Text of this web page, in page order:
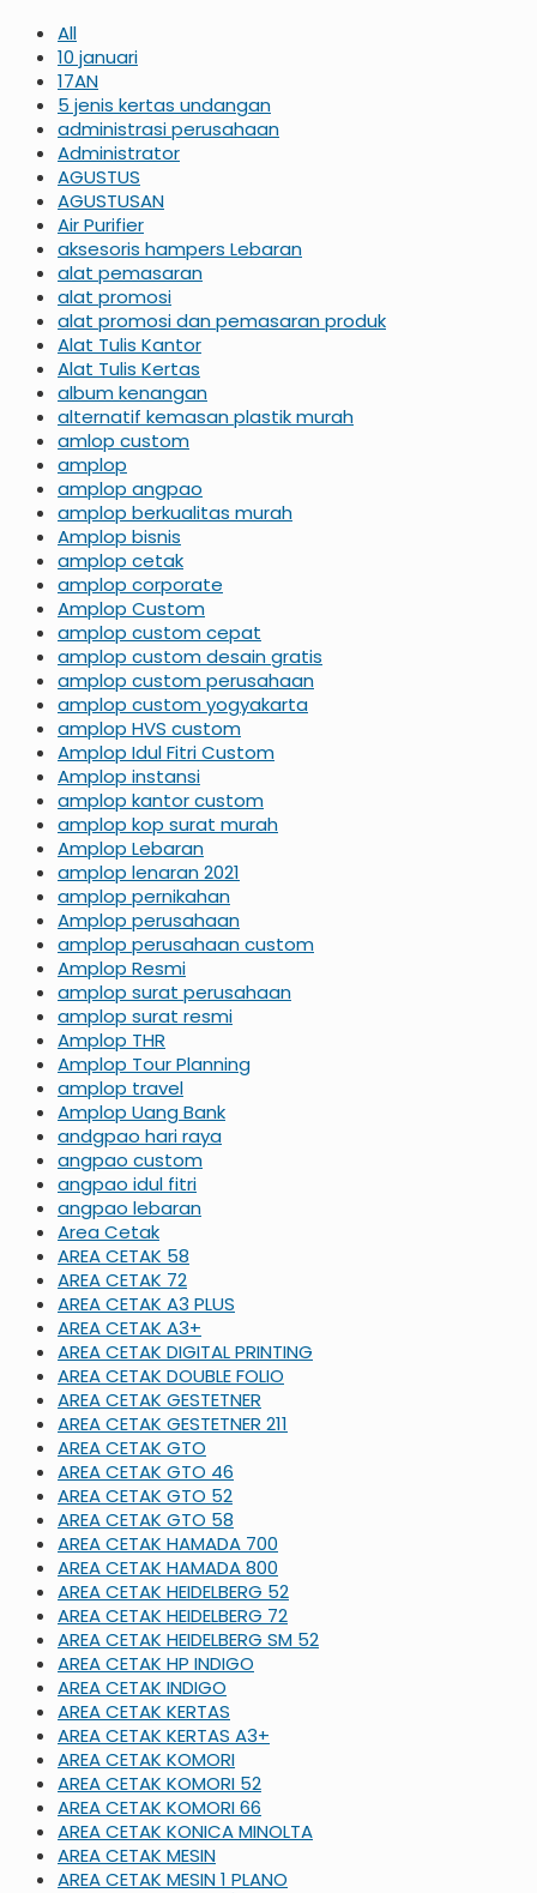
All
10 januari
17AN
5 jenis kertas undangan
administrasi perusahaan
Administrator
AGUSTUS
AGUSTUSAN
Air Purifier
aksesoris hampers Lebaran
alat pemasaran
alat promosi
alat promosi dan pemasaran produk
Alat Tulis Kantor
Alat Tulis Kertas
album kenangan
alternatif kemasan plastik murah
amlop custom
amplop
amplop angpao
amplop berkualitas murah
Amplop bisnis
amplop cetak
amplop corporate
Amplop Custom
amplop custom cepat
amplop custom desain gratis
amplop custom perusahaan
amplop custom yogyakarta
amplop HVS custom
Amplop Idul Fitri Custom
Amplop instansi
amplop kantor custom
amplop kop surat murah
Amplop Lebaran
amplop lenaran 2021
amplop pernikahan
Amplop perusahaan
amplop perusahaan custom
Amplop Resmi
amplop surat perusahaan
amplop surat resmi
Amplop THR
Amplop Tour Planning
amplop travel
Amplop Uang Bank
andgpao hari raya
angpao custom
angpao idul fitri
angpao lebaran
Area Cetak
AREA CETAK 58
AREA CETAK 72
AREA CETAK A3 PLUS
AREA CETAK A3+
AREA CETAK DIGITAL PRINTING
AREA CETAK DOUBLE FOLIO
AREA CETAK GESTETNER
AREA CETAK GESTETNER 211
AREA CETAK GTO
AREA CETAK GTO 46
AREA CETAK GTO 52
AREA CETAK GTO 58
AREA CETAK HAMADA 700
AREA CETAK HAMADA 800
AREA CETAK HEIDELBERG 52
AREA CETAK HEIDELBERG 72
AREA CETAK HEIDELBERG SM 52
AREA CETAK HP INDIGO
AREA CETAK INDIGO
AREA CETAK KERTAS
AREA CETAK KERTAS A3+
AREA CETAK KOMORI
AREA CETAK KOMORI 52
AREA CETAK KOMORI 66
AREA CETAK KONICA MINOLTA
AREA CETAK MESIN
AREA CETAK MESIN 1 PLANO